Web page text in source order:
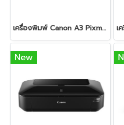
เครื่องพิมพ์ Canon A3 Pixma iX6870 - (Print / Wi-Fi)
New